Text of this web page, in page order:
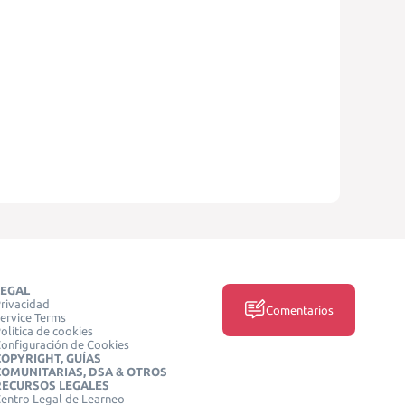
Terms
de cookies
de Cookies
GUÍAS
DSA & OTROS
LEGALES
Legal de Learneo
Comentarios